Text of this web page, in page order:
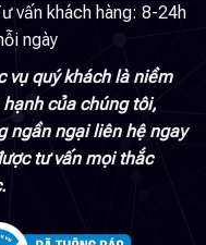
vấn khách hàng: 8-24h
ngày
vụ quý khách là niềm
hạnh của chúng tôi,
ngần ngại liên hệ ngay
tư vấn mọi thắc